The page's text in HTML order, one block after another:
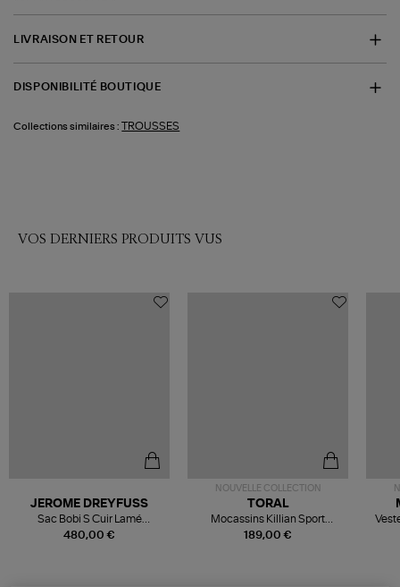
LIVRAISON ET RETOUR
DISPONIBILITÉ BOUTIQUE
Collections similaires : TROUSSES
VOS DERNIERS PRODUITS VUS
480,00 €
JEROME DREYFUSS
Sac Bobi S Cuir Lamé
Champagne
NOUVELLE COLLECTION
189,00 €
TORAL
Mocassins Killian Sport
Mousse